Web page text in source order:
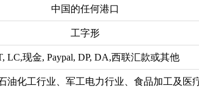
中国的任何港口
工字形
LC,现金, Paypal, DP, DA,西联汇款或其他
油化工行业、军工电力行业、食品加工及医